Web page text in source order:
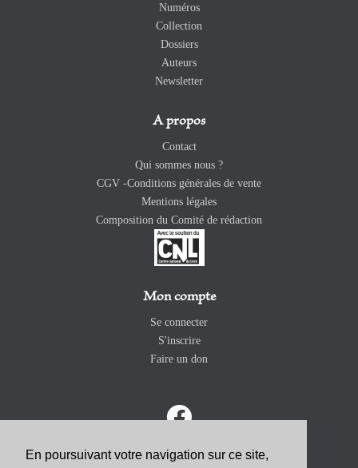
En poursuivant votre navigation sur ce site,
Numéros
Collection
Dossiers
Auteurs
Newsletter
A propos
Contact
Qui sommes nous ?
CGV -Conditions générales de vente
Mentions légales
Composition du Comité de rédaction
Mon compte
Se connecter
S'inscrire
Faire un don